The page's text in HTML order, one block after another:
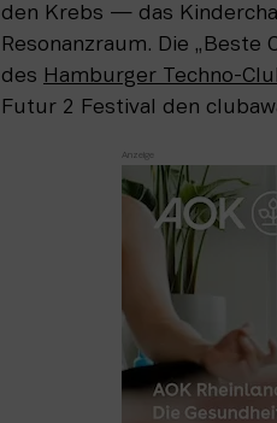
den Krebs — das
Resonanzraum. Die
des Hamburger Techno-
Futur 2 Festival den